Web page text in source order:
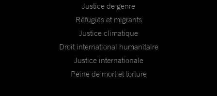
Justice de genre
Réfugiés et migrants
Justice climatique
Droit international humanitaire
Justice internationale
Peine de mort et torture